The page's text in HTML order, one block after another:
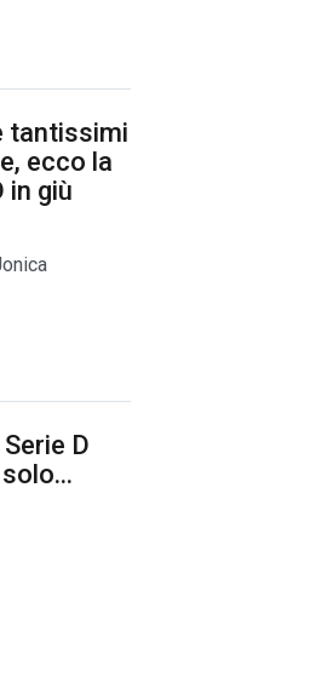
tantissimi
ecco la
in giù
D